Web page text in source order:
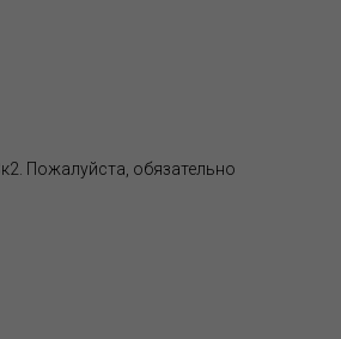
Пожалуйста, обязательно